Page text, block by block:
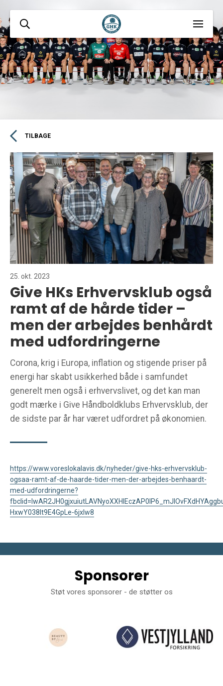
TILBAGE
25. okt. 2023
Give HKs Erhvervsklub også
ramt af de hårde tider –
men der arbejdes benhårdt
med udfordringerne
Corona, krig i Europa, inflation og stigende priser på
energi har skabt usikkerhed både i samfundet
generelt men også i erhvervslivet, og det kan man
godt mærke i Give Håndboldklubs Erhvervsklub, der
de sidste par år har været udfordret på økonomien.
https://www.voreslokalavis.dk/nyheder/give-hks-erhvervsklub-
ogsaa-ramt-af-de-haarde-tider-men-der-arbejdes-benhaardt-
med-udfordringerne?
HxwY038It9E4GpLe-6jxIw8
Sponsorer
Støt vores sponsorer - de støtter os